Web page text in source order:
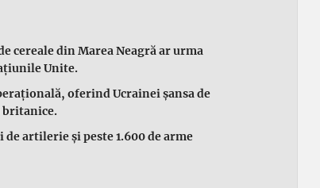
cereale din Marea Neagră ar urma
Unite.
oferind Ucrainei șansa de
britanice.
artilerie și peste 1.600 de arme